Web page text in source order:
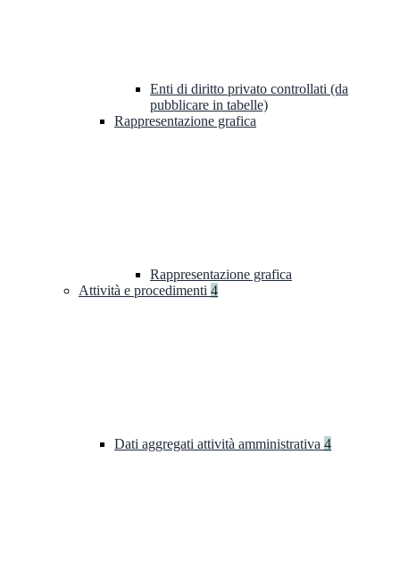
Enti di diritto privato controllati (da
pubblicare in tabelle)
Rappresentazione grafica
Rappresentazione grafica
Attività e procedimenti 4
Dati aggregati attività amministrativa 4